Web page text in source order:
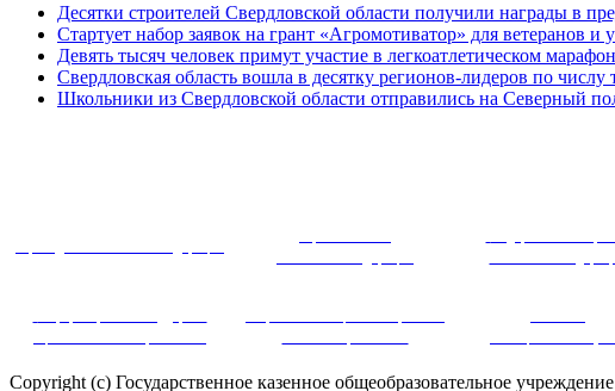
Десятки строителей Свердловской области получили награды в
Стартует набор заявок на грант «Агромотиватор» для ветеранов
Девять тысяч человек примут участие в легкоатлетическом
Свердловская область вошла в десятку регионов-лидеров по числу
Школьники из Свердловской области отправились на Северный
Copyright (c) Государственное казенное общеобразовательное